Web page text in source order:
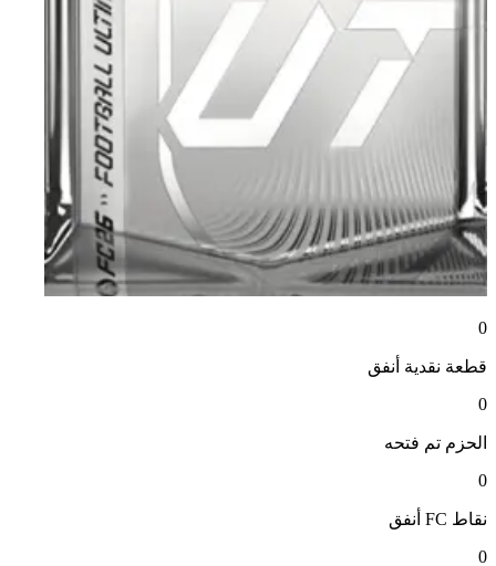
0
قطعة نقدية أنفق
0
الحزم تم فتحه
0
نقاط FC
أنفق
0